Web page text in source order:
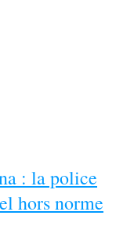
: la police
hors norme